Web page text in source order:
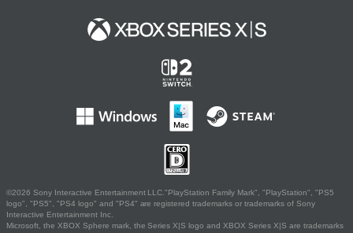
©2026 Sony Interactive Entertainment LLC."PlayStation Family Mark", "PlayStation", "PS5
logo", "PS5", "PS4 logo" and "PS4" are registered trademarks or trademarks of Sony
Interactive Entertainment Inc.
Microsoft, the XBOX Sphere mark, the Series X|S logo and XBOX Series X|S are trademarks